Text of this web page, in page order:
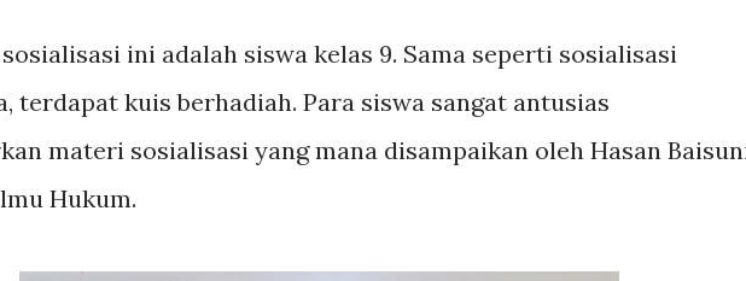
ini adalah siswa kelas 9. Sama seperti sosialisasi
terdapat kuis berhadiah. Para siswa sangat antusias
materi sosialisasi yang mana disampaikan oleh Hasan
Hukum.